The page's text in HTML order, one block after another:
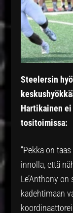
Steelersin
Hartikainen
tositoimissa:
”Pekka on
innolla, että
Le’Anthony
kadehtimaan